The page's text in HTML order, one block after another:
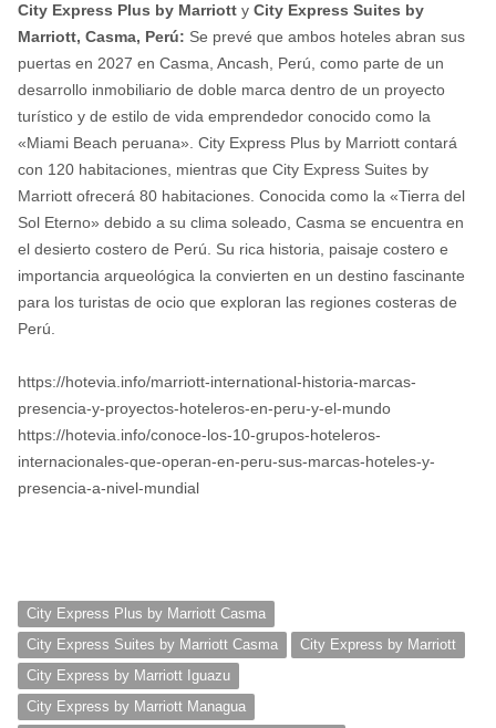
City Express Plus by Marriotty City Express Suites by
Marriott, Casma, Perú: Se prevé que ambos hoteles abran sus
puertas en 2027 en Casma, Ancash, Perú, como parte de un
desarrollo inmobiliario de doble marca dentro de un proyecto
turístico y de estilo de vida emprendedor conocido como la
«Miami Beach peruana». City Express Plus by Marriott contará
con 120 habitaciones, mientras que City Express Suites by
Marriott ofrecerá 80 habitaciones. Conocida como la «Tierra del
Sol Eterno» debido a su clima soleado, Casma se encuentra en
el desierto costero de Perú. Su rica historia, paisaje costero e
importancia arqueológica la convierten en un destino fascinante
para los turistas de ocio que exploran las regiones costeras de
Perú.
https://hotevia.info/marriott-international-historia-marcas-
presencia-y-proyectos-hoteleros-en-peru-y-el-mundo
https://hotevia.info/conoce-los-10-grupos-hoteleros-
internacionales-que-operan-en-peru-sus-marcas-hoteles-y-
presencia-a-nivel-mundial
City Express Plus by Marriott Casma
City Express Suites by Marriott Casma
City Express by Marriott
City Express by Marriott Iguazu
City Express by Marriott Managua